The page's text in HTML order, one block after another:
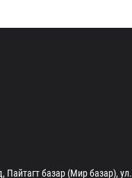
Пайтагт базар (Мир базар), ул.